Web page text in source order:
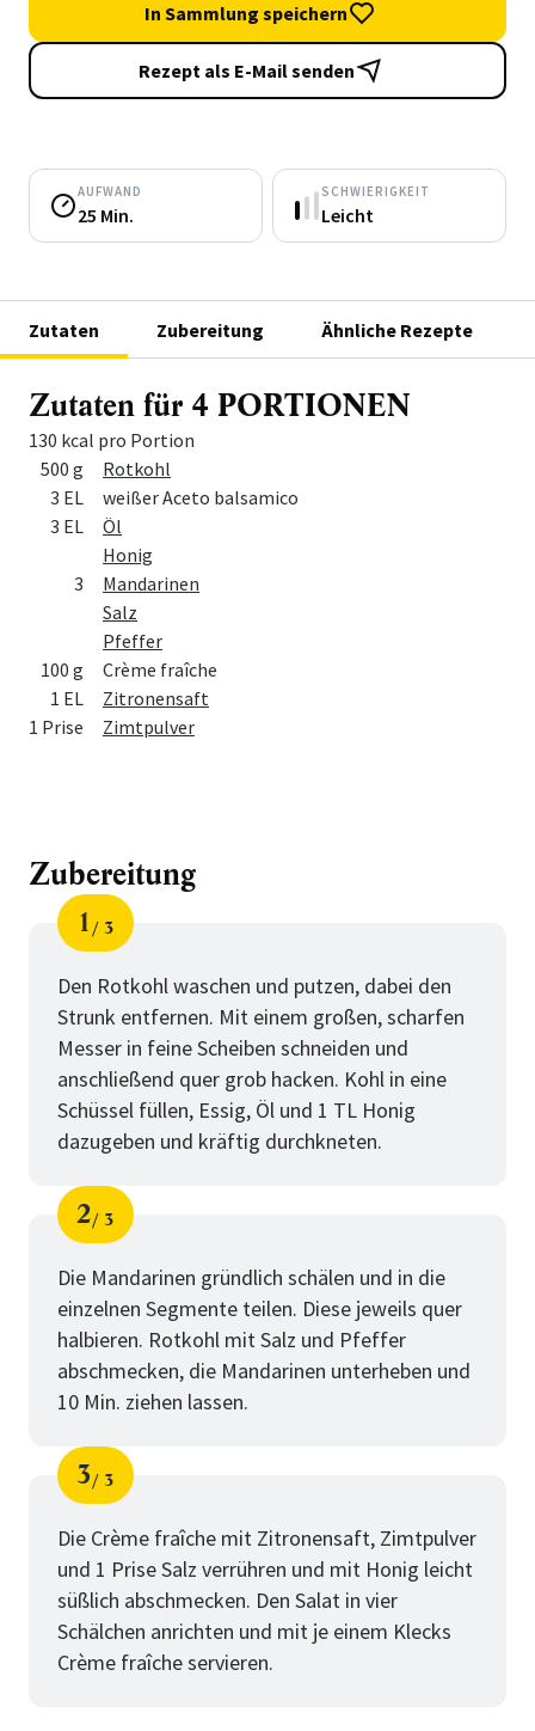
In Sammlung speichern
Rezept als E-Mail senden
AUFWAND
25 Min.
SCHWIERIGKEIT
Leicht
Zutaten Zubereitung Ähnliche Rezepte
Zutaten für 4 PORTIONEN
130 kcal pro Portion
Menge Zutat
500 g
Rotkohl
3 EL
weißer Aceto balsamico
3 EL
Öl
Honig
3
Mandarinen
Salz
Pfeffer
100 g
Crème fraîche
1 EL
Zitronensaft
1 Prise
Zimtpulver
Zubereitung
Schritt
1
von
3
Den Rotkohl waschen und putzen, dabei den
Strunk entfernen. Mit einem großen, scharfen
Messer in feine Scheiben schneiden und
anschließend quer grob hacken. Kohl in eine
Schüssel füllen, Essig, Öl und 1 TL Honig
dazugeben und kräftig durchkneten.
Schritt
2
von
3
Die Mandarinen gründlich schälen und in die
einzelnen Segmente teilen. Diese jeweils quer
halbieren. Rotkohl mit Salz und Pfeffer
abschmecken, die Mandarinen unterheben und
10 Min. ziehen lassen.
Schritt
3
von
3
Die Crème fraîche mit Zitronensaft, Zimtpulver
und 1 Prise Salz verrühren und mit Honig leicht
süßlich abschmecken. Den Salat in vier
Schälchen anrichten und mit je einem Klecks
Crème fraîche servieren.